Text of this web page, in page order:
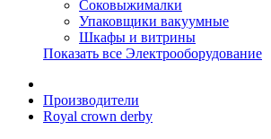
Соковыжималки
Упаковщики вакуумные
Шкафы и витрины
Показать все Электрооборудование
Производители
Royal crown derby